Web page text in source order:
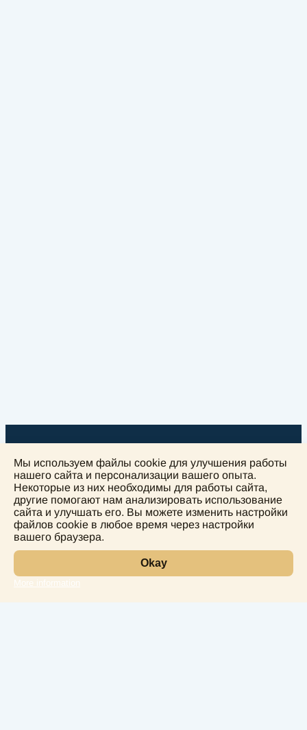
+
Мы используем файлы cookie для улучшения работы
нашего сайта и персонализации вашего опыта.
Некоторые из них необходимы для работы сайта,
другие помогают нам анализировать использование
сайта и улучшать его. Вы можете изменить настройки
файлов cookie в любое время через настройки
вашего браузера.
Okay
More information